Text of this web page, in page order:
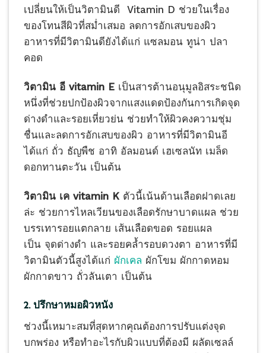
เปลี่ยนให้เป็นวิตามินดี Vitamin D ช่วยในเรื่อง
ของโทนสีผิวที่สม่ำเสมอ ลดการอักเสบของผิว
อาหารที่มีวิตามินดียังได้แก่ แซลมอน ทูน่า ปลา
คอด
วิตามิน อี vitamin E เป็นสารต้านอนุมูลอิสระชนิด
หนึ่งที่ช่วยปกป้องผิวจากแสงแดดป้องกันการเกิดจุด
ด่างดำและรอยเหี่ยวย่น ช่วยทำให้ผิวคงความชุ่ม
ชื่นและลดการอักเสบของผิว อาหารที่มีวิตามินอี
ได้แก่ ถั่ว ธัญพืช อาทิ อัลมอนด์ เฮเซลนัท เมล็ด
ดอกทานตะวัน เป็นต้น
วิตามิน เค vitamin K ตัวนี้เน้นด้านเลือดฝาดเลย
ล่ะ ช่วยการไหลเวียนของเลือดรักษาบาดแผล ช่วย
บรรเทารอยแตกลาย เส้นเลือดขอด รอยแผล
เป็น จุดด่างดำ และรอยคล้ำรอบดวงตา อาหารที่มี
วิตามินตัวนี้สูงได้แก่ ผักเคล ผักโขม ผักกาดหอม
ผักกาดขาว ถั่วลันเตา เป็นต้น
2. ปรึกษาหมอผิวหนัง
ช่วงนี้เหมาะสมที่สุดหากคุณต้องการปรับแต่งจุด
บกพร่อง หรือทำอะไรกับผิวแบบที่ต้องมี ผลัดเซลล์